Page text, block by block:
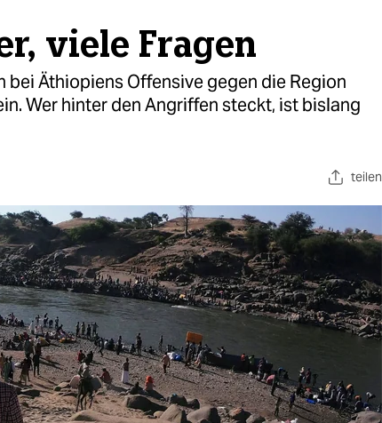
viele Fragen
bei Äthiopiens Offensive gegen die Region
Wer hinter den Angriffen steckt, ist bislang
teilen